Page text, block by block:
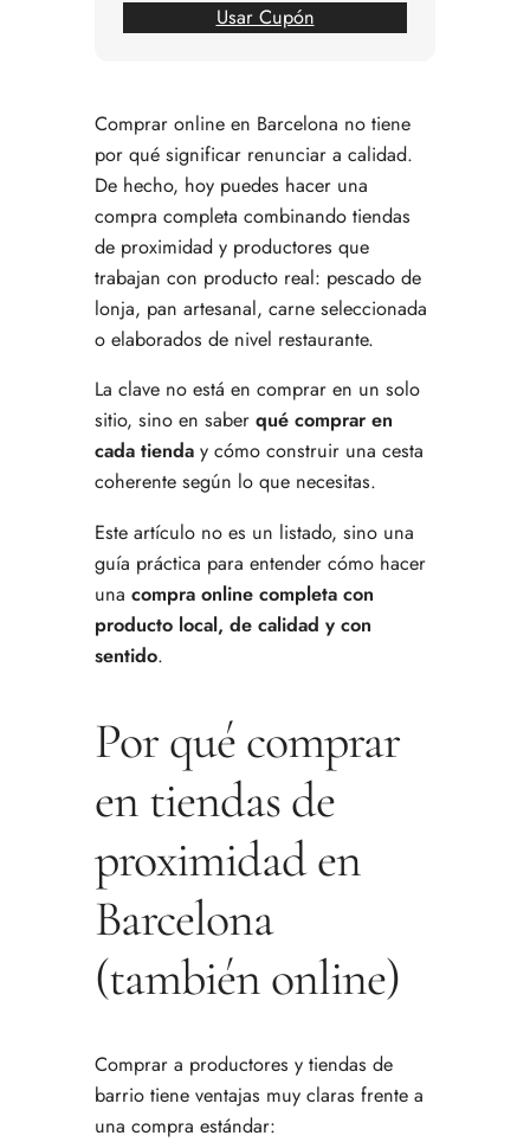
moverte de casa
Preguntas frecuentes sobre tiendas de
Usar Cupón
Comprar online en Barcelona no tiene
por qué significar renunciar a calidad.
De hecho, hoy puedes hacer una
compra completa combinando tiendas
de proximidad y productores que
trabajan con producto real: pescado de
lonja, pan artesanal, carne seleccionada
o elaborados de nivel restaurante.
La clave no está en comprar en un solo
sitio, sino en saber qué comprar en
cada tienda y cómo construir una cesta
coherente según lo que necesitas.
Este artículo no es un listado, sino una
guía práctica para entender cómo hacer
una compra online completa con
producto local, de calidad y con
sentido.
Por qué comprar
en tiendas de
proximidad en
Barcelona
(también online)
Comprar a productores y tiendas de
barrio tiene ventajas muy claras frente a
una compra estándar: